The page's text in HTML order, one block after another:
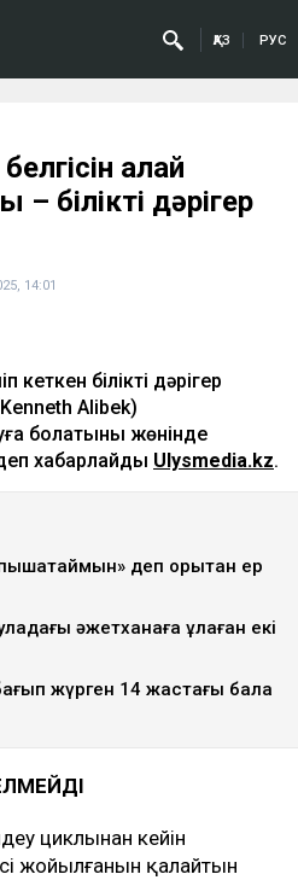
ҚАЗ РУС
қалай
– білікті дәрігер
14:01
кеткен білікті дәрігер
Alibek)
болатыны жөнінде
хабарлайды Ulysmedia.kz.
деп қорқытқан ер
әжетханаға құлаған екі
жүрген 14 жастағы бала
циклынан кейін
жойылғанын қалайтын